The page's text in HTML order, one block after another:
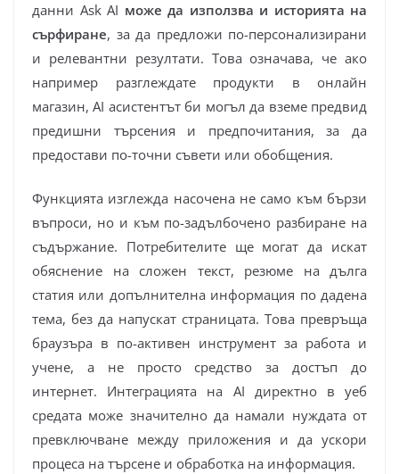
данни Ask AI може да използва и историята на
сърфиране, за да предложи по-персонализирани
и релевантни резултати. Това означава, че ако
например разглеждате продукти в онлайн
магазин, AI асистентът би могъл да вземе предвид
предишни търсения и предпочитания, за да
предостави по-точни съвети или обобщения.
Функцията изглежда насочена не само към бързи
въпроси, но и към по-задълбочено разбиране на
съдържание. Потребителите ще могат да искат
обяснение на сложен текст, резюме на дълга
статия или допълнителна информация по дадена
тема, без да напускат страницата. Това превръща
браузъра в по-активен инструмент за работа и
учене, а не просто средство за достъп до
интернет. Интеграцията на AI директно в уеб
средата може значително да намали нуждата от
превключване между приложения и да ускори
процеса на търсене и обработка на информация.